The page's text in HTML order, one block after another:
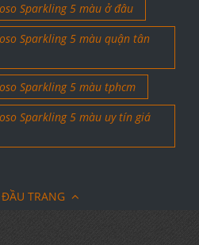
Sparkling 5 màu ở đâu
Sparkling 5 màu quận tân
Sparkling 5 màu tphcm
Sparkling 5 màu uy tín giá
TRANG